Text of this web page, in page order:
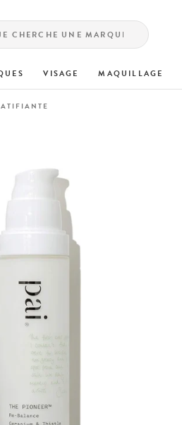
VISAGE MAQUILLAGE